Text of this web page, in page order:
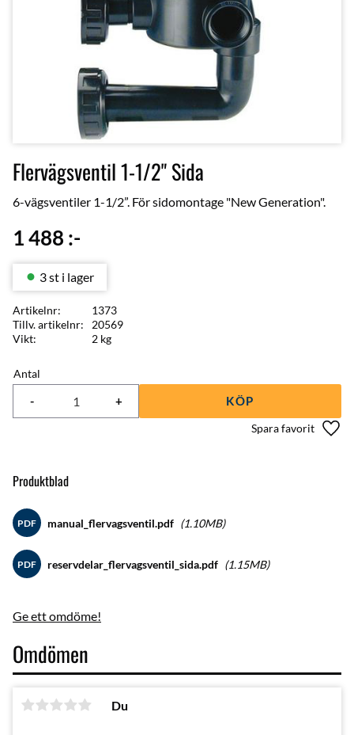
Flervägsventil 1-1/2" Sida
6-vägsventiler 1-1/2”. För sidomontage "New Generation".
1 488 :-
Antal
+
- KÖP
3 st i lager
Artikelnr
1373
Tillv. artikelnr
20569
Vikt
2 kg
Produktblad
PDF manual_flervagsventil.pdf 1.10MB
PDF reservdelar_flervagsventil_sida.pdf 1.15MB
Ge ett omdöme!
Omdömen
Du